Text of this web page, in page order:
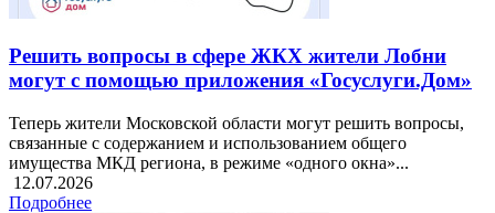
Решить вопросы в сфере ЖКХ жители Лобни
могут с помощью приложения «Госуслуги.Дом»
Теперь жители Московской области могут решить вопросы,
связанные с содержанием и использованием общего
имущества МКД региона, в режиме «одного окна»...
12.07.2026
Подробнее